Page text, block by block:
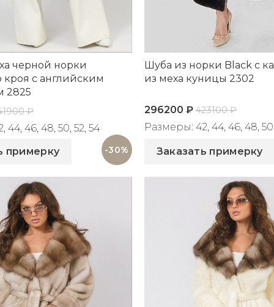
-30%
черной норки
кроя с английским
2825
₽
44, 46, 48, 50, 52, 54
примерку
Шуба из норки Black с
из меха куницы 2302
296200 ₽ 423100₽
Размеры: 42, 44, 46, 48,
Заказать примерку